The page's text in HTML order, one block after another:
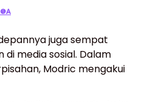
juga sempat
di media sosial. Dalam
Modric mengakui